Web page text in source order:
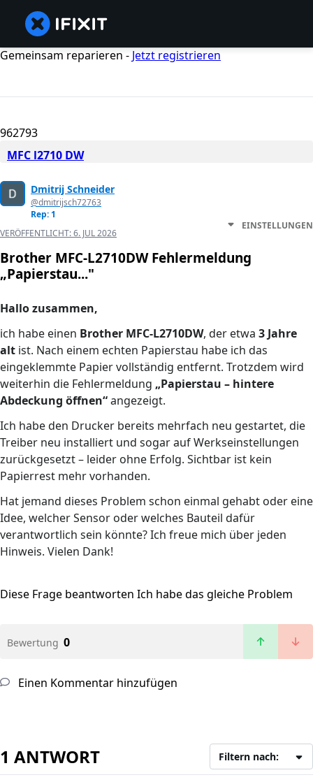
Gemeinsam reparieren - Jetzt registrieren
962793
MFC l2710 DW
Dmitrij Schneider
@dmitrijsch72763
Rep: 1
VERÖFFENTLICHT:6. JUL 2026
EINSTELLUNGEN
Brother MFC-L2710DW Fehlermeldung
„Papierstau..."
Hallo zusammen,
ich habe einen Brother MFC-L2710DW, der etwa 3 Jahre
alt ist. Nach einem echten Papierstau habe ich das
eingeklemmte Papier vollständig entfernt. Trotzdem wird
weiterhin die Fehlermeldung „Papierstau – hintere
Abdeckung öffnen“angezeigt.
Ich habe den Drucker bereits mehrfach neu gestartet, die
Treiber neu installiert und sogar auf Werkseinstellungen
zurückgesetzt – leider ohne Erfolg. Sichtbar ist kein
Papierrest mehr vorhanden.
Hat jemand dieses Problem schon einmal gehabt oder eine
Idee, welcher Sensor oder welches Bauteil dafür
verantwortlich sein könnte? Ich freue mich über jeden
Hinweis. Vielen Dank!
Diese Frage beantworten Ich habe das gleiche Problem
Bewertung 0
Einen Kommentar hinzufügen
1 ANTWORT Filtern nach: